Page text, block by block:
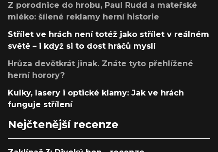
Z porodnice do hrobu, Paul Rudd a mateřské
mléko: šílené reklamy herní historie
Střílet ve hrách není totéž jako střílet v reálném
světě – i když si to dost hráčů myslí
Hrůza devětkrát jinak. Znáte tyto přehlížené
herní horory?
Kulky, lasery i optické klamy: Jak ve hrách
funguje střílení
Nejčtenější recenze